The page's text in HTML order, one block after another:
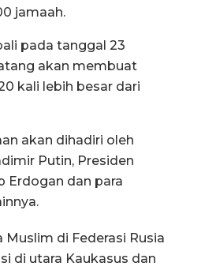
jamaah.
pada tanggal 23
akan membuat
kali lebih besar dari
akan dihadiri oleh
Putin, Presiden
Erdogan dan para
di Federasi Rusia
di utara Kaukasus dan